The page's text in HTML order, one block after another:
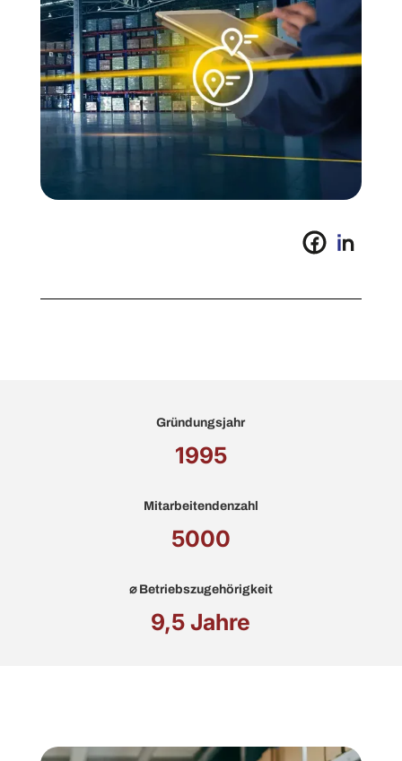
Gründungsjahr
1995
Mitarbeitendenzahl
5000
⌀ Betriebszugehörigkeit
9,5 Jahre